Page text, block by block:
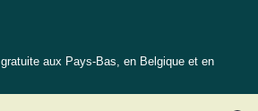
aux Pays-Bas, en Belgique et en